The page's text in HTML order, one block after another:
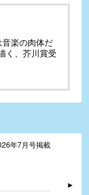
楽の肉体だ
く、芥川賞受
年7月号掲載